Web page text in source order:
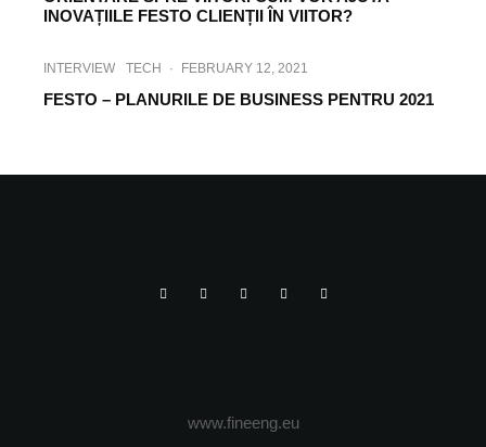
INOVAȚIILE FESTO CLIENȚII ÎN VIITOR?
INTERVIEW TECH · FEBRUARY 12, 2021
FESTO – PLANURILE DE BUSINESS PENTRU 2021
www.fineeng.eu